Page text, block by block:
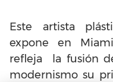
Este artista
expone en
refleja la fusión
modernismo su